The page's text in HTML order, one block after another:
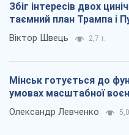
Збіг інтересів двох
таємний план Трампа і
Віктор Швець 2,7 т.
Мінськ готується до
умовах масштабної
Олександр Левченко